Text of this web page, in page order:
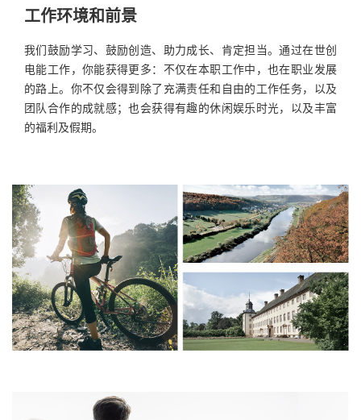
工作环境和前景
我们鼓励学习、鼓励创造、助力成长、肯定担当。通过在世创
电能工作，你能获得更多：不仅在本职工作中，也在职业发展
的路上。你不仅会得到除了充满责任和自由的工作任务，以及
团队合作的成就感；也会获得有趣的休闲娱乐时光，以及丰富
的福利及假期。